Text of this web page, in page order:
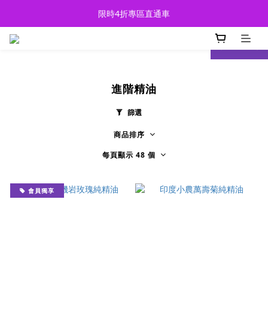
限時4折專區直通車
限時4折專區直通車
prev
進階精油
篩選
商品排序
每頁顯示 48 個
會員獨享